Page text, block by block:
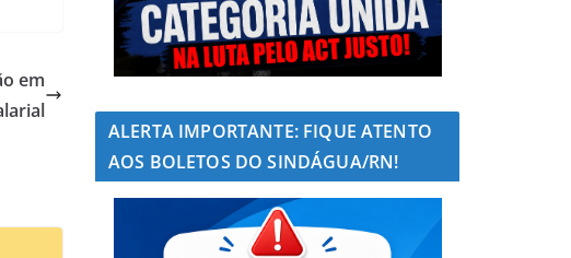
em
ALERTA IMPORTANTE: FIQUE ATENTO
AOS BOLETOS DO SINDÁGUA/RN!